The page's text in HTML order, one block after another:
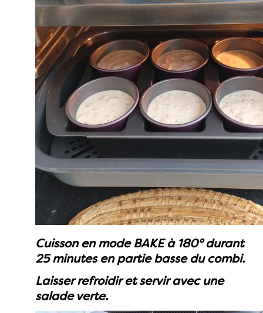
Cuisson en mode BAKE à 180° durant
25 minutes en partie basse du combi.
Laisser refroidir et servir avec une
salade verte.